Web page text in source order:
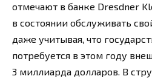
отмечают в банке Dresdner
в состоянии обслуживать
даже учитывая, что
потребуется в этом году
3 миллиарда долларов. В